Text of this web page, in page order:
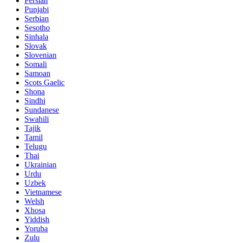
Punjabi
Serbian
Sesotho
Sinhala
Slovak
Slovenian
Somali
Samoan
Scots Gaelic
Shona
Sindhi
Sundanese
Swahili
Tajik
Tamil
Telugu
Thai
Ukrainian
Urdu
Uzbek
Vietnamese
Welsh
Xhosa
Yiddish
Yoruba
Zulu